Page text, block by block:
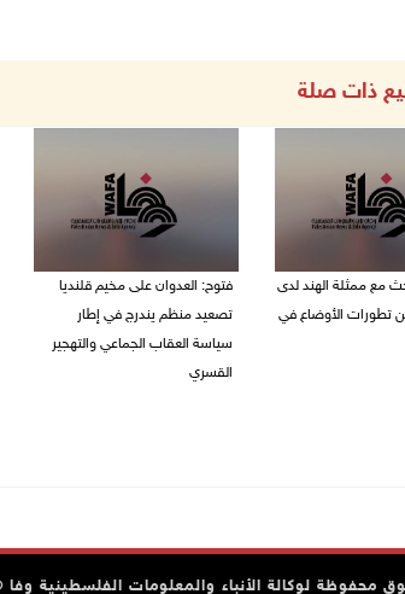
ذات صلة
مع ممثلة الهند لدى
تطورات الأوضاع في
فتوح: العدوان على مخيم قلنديا
تصعيد منظم يندرج في إطار
سياسة العقاب الجماعي والتهجير
القسري
محفوظة لوكالة الأنباء والمعلومات الفلسطينية وفا ©